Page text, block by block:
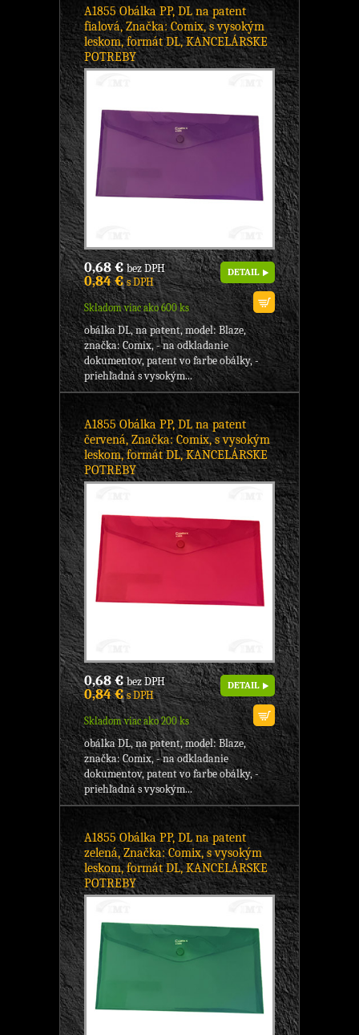
A1855 Obálka PP, DL na patent
fialová, Značka: Comix, s vysokým
leskom, formát DL, KANCELÁRSKE
POTREBY
0,68 €bez DPH
0,84 €s DPH
Skladom viac ako 600 ks
DETAIL
obálka DL, na patent, model: Blaze,
značka: Comix, - na odkladanie
dokumentov, patent vo farbe obálky, -
priehľadná s vysokým...
A1855 Obálka PP, DL na patent
červená, Značka: Comix, s vysokým
leskom, formát DL, KANCELÁRSKE
POTREBY
0,68 €bez DPH
0,84 €s DPH
Skladom viac ako 200 ks
DETAIL
obálka DL, na patent, model: Blaze,
značka: Comix, - na odkladanie
dokumentov, patent vo farbe obálky, -
priehľadná s vysokým...
A1855 Obálka PP, DL na patent
zelená, Značka: Comix, s vysokým
leskom, formát DL, KANCELÁRSKE
POTREBY